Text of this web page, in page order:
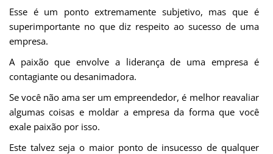
Esse é um ponto extremamente subjetivo, mas que é
superimportante no que diz respeito ao sucesso de uma
empresa.
A paixão que envolve a liderança de uma empresa é
contagiante ou desanimadora.
Se você não ama ser um empreendedor, é melhor reavaliar
algumas coisas e moldar a empresa da forma que você
exale paixão por isso.
Este talvez seja o maior ponto de insucesso de qualquer